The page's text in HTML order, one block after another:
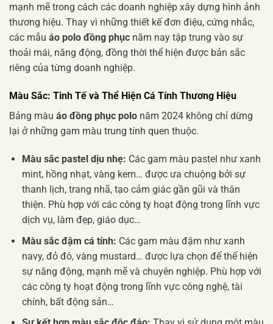
mạnh mẽ trong cách các doanh nghiệp xây dựng hình ảnh
thương hiệu. Thay vì những thiết kế đơn điệu, cứng nhắc,
các mẫu áo polo đồng phục năm nay tập trung vào sự
thoải mái, năng động, đồng thời thể hiện được bản sắc
riêng của từng doanh nghiệp.
Màu Sắc: Tinh Tế và Thể Hiện Cá Tính Thương Hiệu
Bảng màu áo đồng phục polo năm 2024 không chỉ dừng
lại ở những gam màu trung tính quen thuộc.
Màu sắc pastel dịu nhẹ: Các gam màu pastel như xanh
mint, hồng nhạt, vàng kem… được ưa chuộng bởi sự
thanh lịch, trang nhã, tạo cảm giác gần gũi và thân
thiện. Phù hợp với các công ty hoạt động trong lĩnh vực
dịch vụ, làm đẹp, giáo dục…
Màu sắc đậm cá tính: Các gam màu đậm như xanh
navy, đỏ đô, vàng mustard… được lựa chọn để thể hiện
sự năng động, mạnh mẽ và chuyên nghiệp. Phù hợp với
các công ty hoạt động trong lĩnh vực công nghệ, tài
chính, bất động sản…